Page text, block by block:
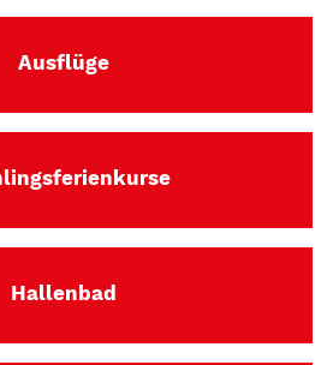
Ausflüge
Hallenbad